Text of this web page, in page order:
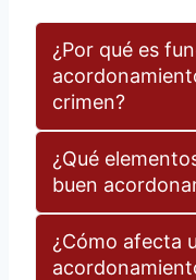
¿Por qué es
crimen?
¿Qué
buen
¿Cómo afecta